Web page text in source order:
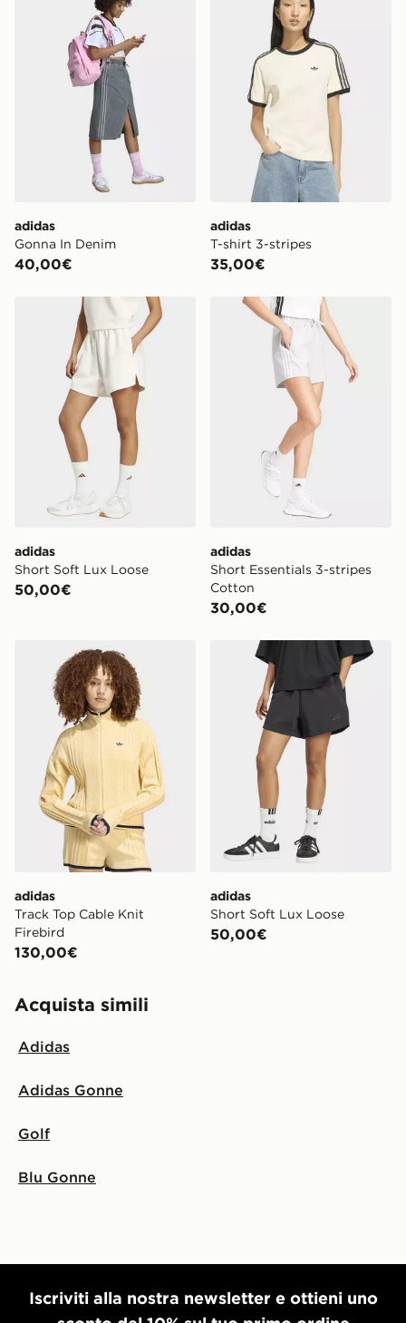
adidas
Gonna In Denim
40,00€
adidas
T-shirt 3-stripes
35,00€
adidas Short Soft Lux Loose
adidas
Short Soft Lux Loose
50,00€
adidas Short Essentials 3-
adidas
Short Essentials 3-stripes
Cotton
30,00€
adidas Track Top Cable Knit Firebird
adidas
Track Top Cable Knit
Firebird
130,00€
adidas Short Soft Lux
adidas
Short Soft Lux Loose
50,00€
Acquista simili
Adidas
Adidas Gonne
Golf
Blu Gonne
Iscriviti alla nostra newsletter e ottieni uno